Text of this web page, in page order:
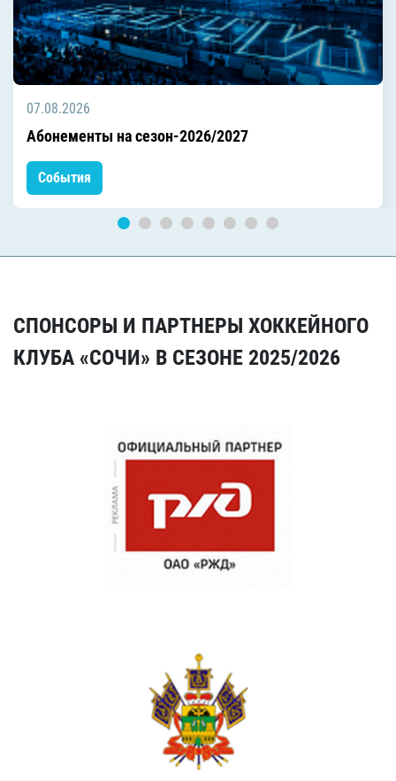
07.08.2026
Абонементы на сезон-2026/2027
События
СПОНСОРЫ И ПАРТНЕРЫ ХОККЕЙНОГО
КЛУБА «СОЧИ» В СЕЗОНЕ 2025/2026